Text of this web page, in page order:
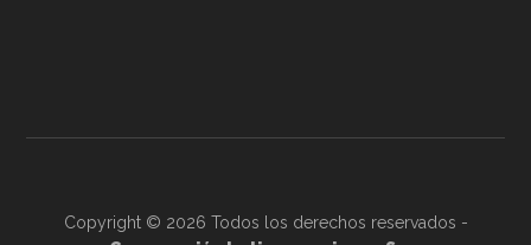
Copyright © 2026 Todos los derechos reservados -